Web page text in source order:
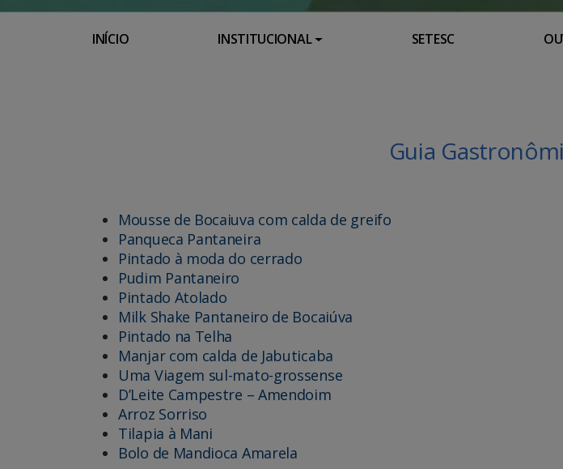
INÍCIO INSTITUCIONAL SETESC
Guia
Mousse de Bocaiuva com calda de greifo
Panqueca Pantaneira
Pintado à moda do cerrado
Pudim Pantaneiro
Pintado Atolado
Milk Shake Pantaneiro de Bocaiúva
Pintado na Telha
Manjar com calda de Jabuticaba
Uma Viagem sul-mato-grossense
D’Leite Campestre – Amendoim
Arroz Sorriso
Tilapia à Mani
Bolo de Mandioca Amarela